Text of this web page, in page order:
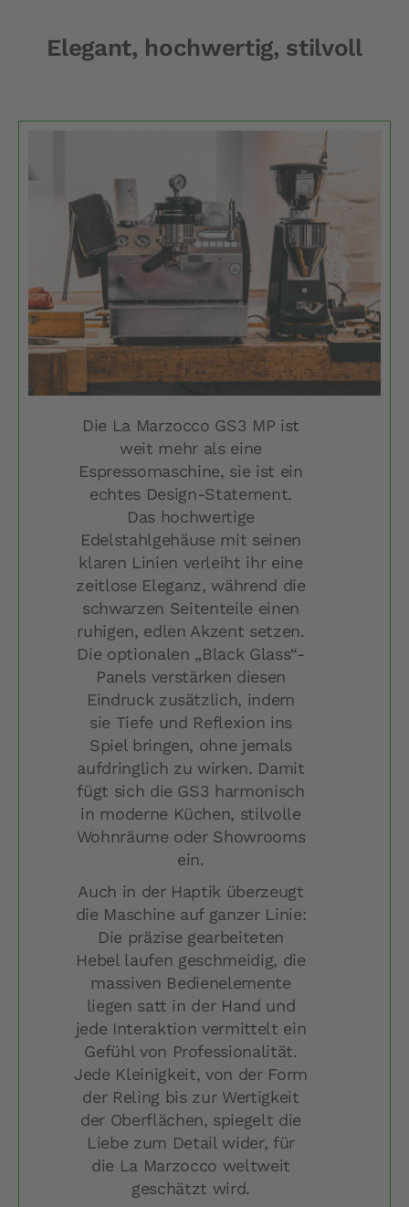
Elegant, hochwertig, stilvoll
Die La Marzocco GS3 MP ist
weit mehr als eine
Espressomaschine, sie ist ein
echtes Design-Statement.
Das hochwertige
Edelstahlgehäuse mit seinen
klaren Linien verleiht ihr eine
zeitlose Eleganz, während die
schwarzen Seitenteile einen
ruhigen, edlen Akzent setzen.
Die optionalen „Black Glass“-
Panels verstärken diesen
Eindruck zusätzlich, indem
sie Tiefe und Reflexion ins
Spiel bringen, ohne jemals
aufdringlich zu wirken. Damit
fügt sich die GS3 harmonisch
in moderne Küchen, stilvolle
Wohnräume oder Showrooms
ein.
Auch in der Haptik überzeugt
die Maschine auf ganzer Linie:
Die präzise gearbeiteten
Hebel laufen geschmeidig, die
massiven Bedienelemente
liegen satt in der Hand und
jede Interaktion vermittelt ein
Gefühl von Professionalität.
Jede Kleinigkeit, von der Form
der Reling bis zur Wertigkeit
der Oberflächen, spiegelt die
Liebe zum Detail wider, für
die La Marzocco weltweit
geschätzt wird.